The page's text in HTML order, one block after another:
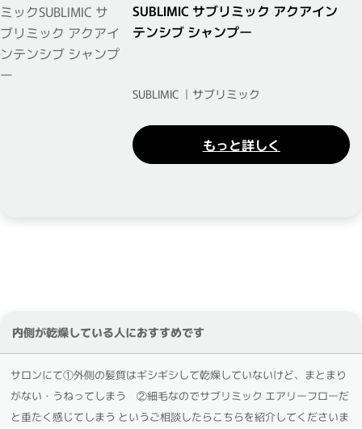
SUBLIMIC サブリミック アクアイン
テンシブ シャンプー
SUBLIMIC ｜サブリミック
もっと詳しく
内側が乾燥している人におすすめです
サロンにて①外側の髪質はギシギシして乾燥していないけど、まとまり
がない・うねってしまう ②細毛なのでサブリミック エアリーフローだ
と重たく感じてしまう というご相談したらこちらを紹介してくださいま